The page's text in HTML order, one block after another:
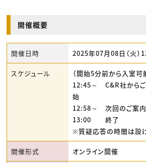
開催概要
開催日時 2025年07月08日（火
スケジュール
（開始5分前から入室可
12:45～ C&R社からご
始
12:58～ 次回のご案内
13:00 終了
※質疑応答の時間は設
開催形式 オンライン開催